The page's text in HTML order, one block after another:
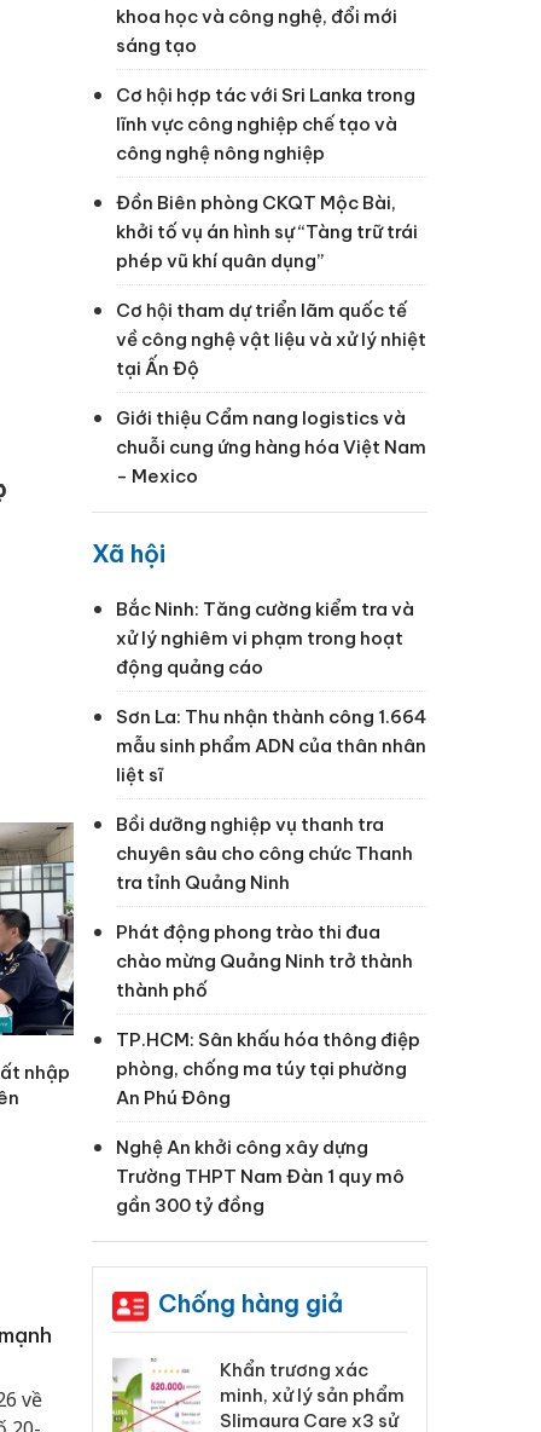
nhập
về
khoa học và công nghệ, đổi mới
sáng tạo
Cơ hội hợp tác với Sri Lanka trong
lĩnh vực công nghiệp chế tạo và
công nghệ nông nghiệp
Đồn Biên phòng CKQT Mộc Bài,
khởi tố vụ án hình sự “Tàng trữ trái
phép vũ khí quân dụng”
Cơ hội tham dự triển lãm quốc tế
về công nghệ vật liệu và xử lý nhiệt
tại Ấn Độ
Giới thiệu Cẩm nang logistics và
chuỗi cung ứng hàng hóa Việt Nam
- Mexico
Xã hội
Bắc Ninh: Tăng cường kiểm tra và
xử lý nghiêm vi phạm trong hoạt
động quảng cáo
Sơn La: Thu nhận thành công 1.664
mẫu sinh phẩm ADN của thân nhân
liệt sĩ
Bồi dưỡng nghiệp vụ thanh tra
chuyên sâu cho công chức Thanh
tra tỉnh Quảng Ninh
Phát động phong trào thi đua
chào mừng Quảng Ninh trở thành
thành phố
TP.HCM: Sân khấu hóa thông điệp
phòng, chống ma túy tại phường
An Phú Đông
Nghệ An khởi công xây dựng
Trường THPT Nam Đàn 1 quy mô
gần 300 tỷ đồng
Chống hàng giả
hàng ngàn
nhập lậu,
Khẩn trương xác
minh, xử lý sản phẩm
Slimaura Care x3 sử